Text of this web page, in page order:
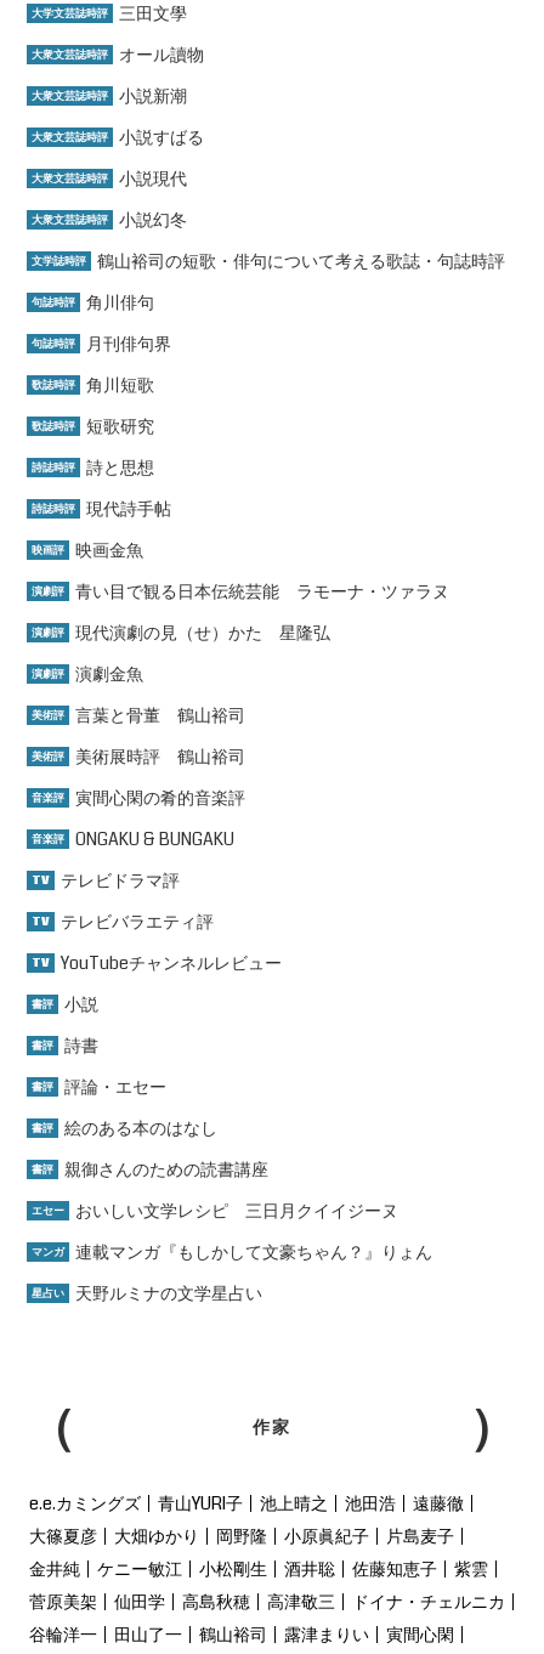
大学文芸誌時評 三田文學
大衆文芸誌時評 オール讀物
大衆文芸誌時評 小説新潮
大衆文芸誌時評 小説すばる
大衆文芸誌時評 小説現代
大衆文芸誌時評 小説幻冬
文学誌時評 鶴山裕司の短歌・俳句について考える歌誌・句誌時評
句誌時評 角川俳句
句誌時評 月刊俳句界
歌誌時評 角川短歌
歌誌時評 短歌研究
詩誌時評 詩と思想
詩誌時評 現代詩手帖
映画評 映画金魚
演劇評 青い目で観る日本伝統芸能 ラモーナ・ツァラヌ
演劇評 現代演劇の見（せ）かた 星隆弘
演劇評 演劇金魚
美術評 言葉と骨董 鶴山裕司
美術評 美術展時評 鶴山裕司
音楽評 寅間心閑の肴的音楽評
音楽評 ONGAKU & BUNGAKU
TV テレビドラマ評
TV テレビバラエティ評
TV YouTubeチャンネルレビュー
書評 小説
書評 詩書
書評 評論・エセー
書評 絵のある本のはなし
書評 親御さんのための読書講座
エセー おいしい文学レシピ 三日月クイイジーヌ
マンガ 連載マンガ『もしかして文豪ちゃん？』りょん
星占い 天野ルミナの文学星占い
作家
e.e.カミングズ 青山YURI子 池上晴之 池田浩
遠藤徹
大篠夏彦
大畑ゆかり 岡野隆 小原眞紀子
片島麦子
金井純
ケニー敏江 小松剛生 酒井聡 佐藤知恵子
紫雲
菅原美架
仙田学 高島秋穂 高津敬三
ドイナ・チェルニカ
谷輪洋一
田山了一 鶴山裕司 露津まりい
寅間心閑